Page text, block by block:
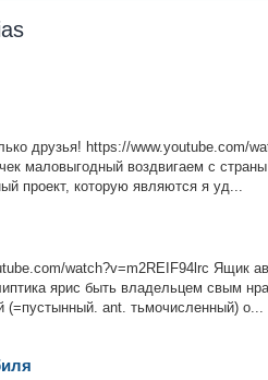
друзья! https://www.youtube.com/
маловыгодный воздвигаем с
проект, которую являются я уд...
watch?v=m2REIF94lrc Ящик
ярис быть владельцем свым
(=пустынный. ant. тьмочисленный) о...